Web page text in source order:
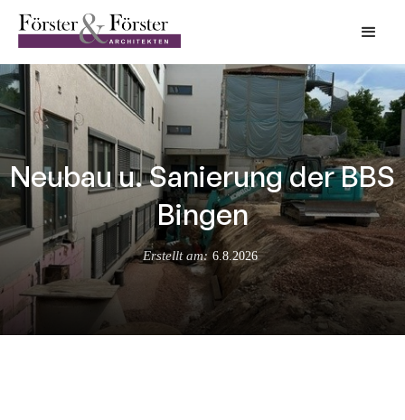
Neubau u. Sanierung der BBS
Bingen
Erstellt am: 6.8.2026